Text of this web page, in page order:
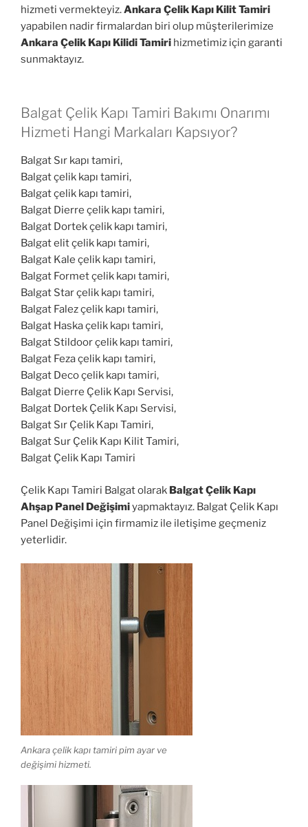
hizmeti vermekteyiz.Ankara Çelik Kapı Kilit Tamiri
yapabilen nadir firmalardan biri olup müşterilerimize
Ankara Çelik Kapı Kilidi Tamiri hizmetimiz için garanti
sunmaktayız.
Balgat Çelik Kapı Tamiri Bakımı Onarımı
Hizmeti Hangi Markaları Kapsıyor?
Balgat Sır kapı tamiri,
Balgat çelik kapı tamiri,
Balgat çelik kapı tamiri,
Balgat Dierre çelik kapı tamiri,
Balgat Dortek çelik kapı tamiri,
Balgat elit çelik kapı tamiri,
Balgat Kale çelik kapı tamiri,
Balgat Formet çelik kapı tamiri,
Balgat Star çelik kapı tamiri,
Balgat Falez çelik kapı tamiri,
Balgat Haska çelik kapı tamiri,
Balgat Stildoor çelik kapı tamiri,
Balgat Feza çelik kapı tamiri,
Balgat Deco çelik kapı tamiri,
Balgat Dierre Çelik Kapı Servisi,
Balgat Dortek Çelik Kapı Servisi,
Balgat Sır Çelik Kapı Tamiri,
Balgat Sur Çelik Kapı Kilit Tamiri,
Balgat Çelik Kapı Tamiri
Çelik Kapı Tamiri Balgat olarak Balgat Çelik Kapı
Ahşap Panel Değişimiyapmaktayız. Balgat Çelik Kapı
Panel Değişimi için firmamiz ile iletişime geçmeniz
yeterlidir.
Ankara çelik kapı tamiri pim ayar ve
değişimi hizmeti.